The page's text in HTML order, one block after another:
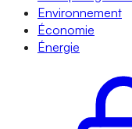
Environnement
Économie
Énergie